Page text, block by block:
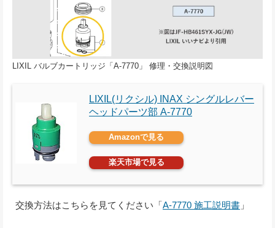
LIXIL バルブカートリッジ「A-7770」 修理・交換説明図
LIXIL(リクシル) INAX シングルレバー
ヘッドパーツ部 A-7770
Amazonで見る
楽天市場で見る
交換方法はこちらを見てください「A-7770 施工説明書 」